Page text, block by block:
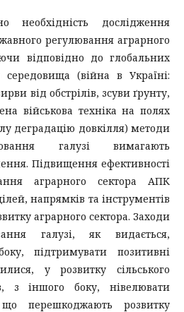
необхідність дослідження
регулювання аграрного
відповідно до глобальних
середовища (війна в Україні:
від обстрілів, зсуви ґрунту,
військова техніка на полях
деградацію довкілля) методи
галузі вимагають
Підвищення ефективності
аграрного сектора АПК
напрямків та інструментів
аграрного сектора. Заходи
галузі, як видається,
підтримувати позитивні
у розвитку сільського
з іншого боку, нівелювати
перешкоджають розвитку